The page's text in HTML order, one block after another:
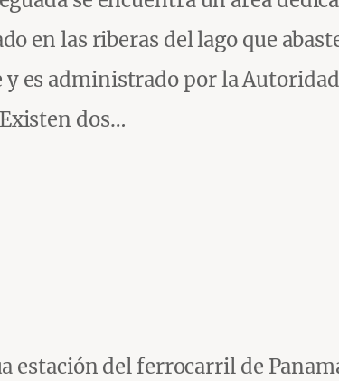
en las riberas del lago que
es administrado por la
dos…
estación del ferrocarril de